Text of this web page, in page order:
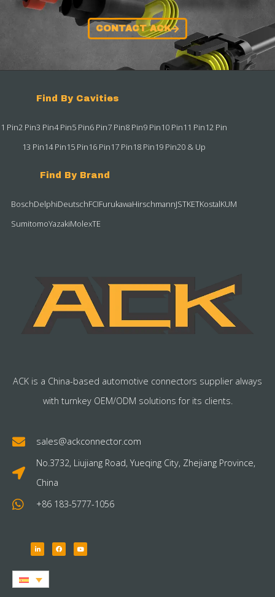
CONTACT ACK
Find By Cavities
1 Pin2 Pin3 Pin4 Pin5 Pin6 Pin7 Pin8 Pin9 Pin10 Pin11 Pin12 Pin
13 Pin14 Pin15 Pin16 Pin17 Pin18 Pin19 Pin20 & Up
Find By Brand
BoschDelphiDeutschFCIFurukawaHirschmannJSTKETKostalKUM
SumitomoYazakiMolexTE
ACK is a China-based automotive connectors supplier always
with turnkey OEM/ODM solutions for its clients.
sales@ackconnector.com
No.3732, Liujiang Road, Yueqing City, Zhejiang Province,
China
+86 183-5777-1056